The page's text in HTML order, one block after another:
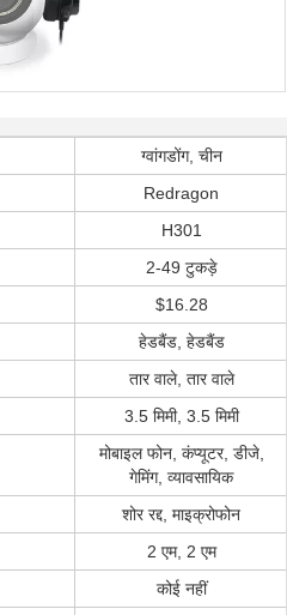
ग्वांगडोंग, चीन
Redragon
H301
2-49 टुकड़े
$16.28
हेडबैंड, हेडबैंड
तार वाले, तार वाले
3.5 मिमी, 3.5 मिमी
मोबाइल फोन, कंप्यूटर, डीजे,
गेमिंग, व्यावसायिक
शोर रद्द, माइक्रोफोन
2 एम, 2 एम
कोई नहीं